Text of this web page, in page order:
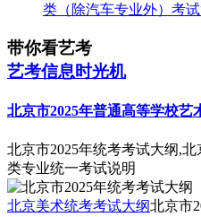
类（除汽车专业外）考
带你看艺考
艺考信息时光机
北京市2025年普通高等学校艺
北京市2025年统考考试大纲,
类专业统一考试说明
北京美术统考考试大纲北京市